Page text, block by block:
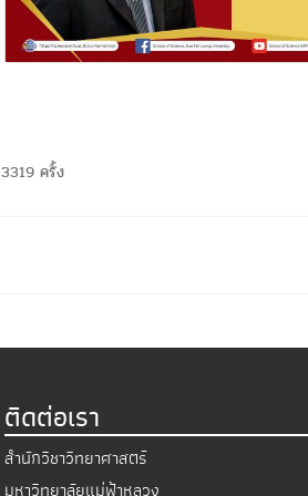
3319 ครั้ง
ติดต่อเรา
สำนักวิชาวิทยาศาสตร์
มหาวิทยาลัยแม่ฟ้าหลวง